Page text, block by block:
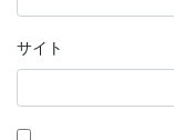
サイト